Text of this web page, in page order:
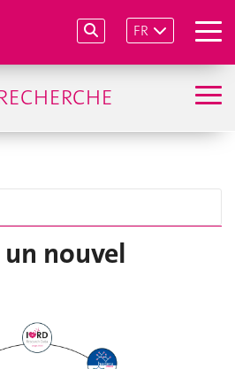
FR
un nouvel